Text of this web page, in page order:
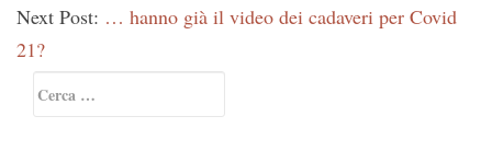
Next Post: … hanno già il video dei cadaveri per Covid
21?
Sidebar
per: